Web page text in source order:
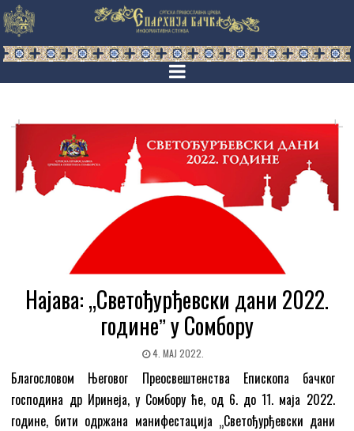
Најава: „Светођурђевски дани 2022.
годинеˮ у Сомбору
4. МАЈ 2022.
Благословом Његовог Преосвештенства Епископа бачког
господина др Иринеја, у Сомбору ће, од 6. до 11. маја 2022.
године, бити одржана манифестација „Светођурђевски дани